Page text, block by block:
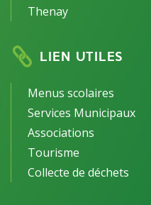
Thenay
LIEN UTILES
Menus scolaires
Services Municipaux
Associations
Tourisme
Collecte de déchets